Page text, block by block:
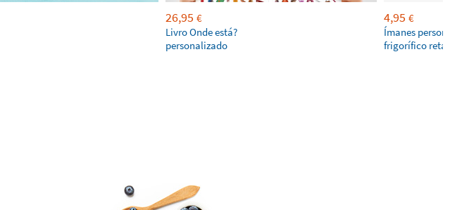
26,95 €
Livro Onde está?
personalizado
4,95 €
Ímanes
frigorífico